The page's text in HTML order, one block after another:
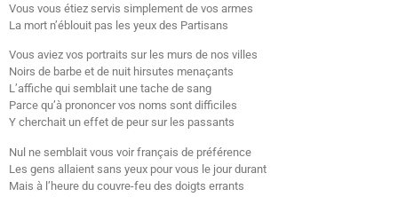
Vous vous étiez servis simplement de vos armes
La mort n’éblouit pas les yeux des Partisans
Vous aviez vos portraits sur les murs de nos villes
Noirs de barbe et de nuit hirsutes menaçants
L’affiche qui semblait une tache de sang
Parce qu’à prononcer vos noms sont difficiles
Y cherchait un effet de peur sur les passants
Nul ne semblait vous voir français de préférence
Les gens allaient sans yeux pour vous le jour durant
Mais à l’heure du couvre-feu des doigts errants